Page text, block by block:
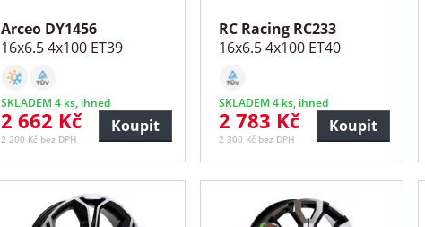
Arceo DY1456
16x6.5 4x100 ET39
SKLADEM 4 ks, ihned
2 662 Kč
2 200 Kč bez DPH
Koupit
RC Racing RC233
16x6.5 4x100 ET40
SKLADEM 4 ks, ihned
2 783 Kč
2 300 Kč bez DPH
Koupit